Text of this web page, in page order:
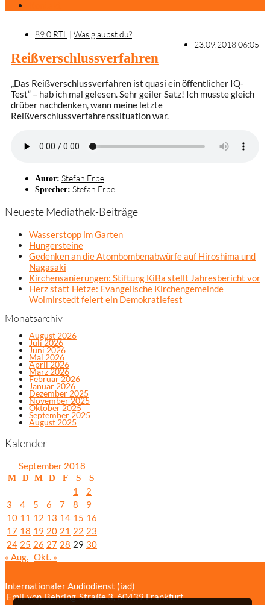
89.0 RTL | Was glaubst du?
23.09.2018 06:05
Reißverschlussverfahren
„Das Reißverschlussverfahren ist quasi ein öffentlicher IQ-
Test“ – hab ich mal gelesen. Sehr geiler Satz! Ich musste gleich
drüber nachdenken, wann meine letzte
Reißverschlussverfahrenssituation war.
Autor: Stefan Erbe
Sprecher: Stefan Erbe
Neueste Mediathek-Beiträge
Wasserstopp im Garten
Hungersteine
Gedenken an die Atombombenabwürfe auf Hiroshima und
Nagasaki
Kirchensanierungen: Stiftung KiBa stellt Jahresbericht vor
Herz statt Hetze: Evangelische Kirchengemeinde
Wolmirstedt feiert ein Demokratiefest
Monatsarchiv
August 2026
Juli 2026
Juni 2026
Mai 2026
April 2026
März 2026
Februar 2026
Januar 2026
Dezember 2025
November 2025
Oktober 2025
September 2025
August 2025
Kalender
September 2018
M D M D F S S
1
2
3
4 5 6 7 8
9
10 11 12 13 14 15 16
17 18 19 20 21 22 23
24 25 26 27 28 29 30
« Aug. Okt. »
Internationaler Audiodienst (iad)
Emil‑von‑Behring‑Straße 3, 60439 Frankfurt